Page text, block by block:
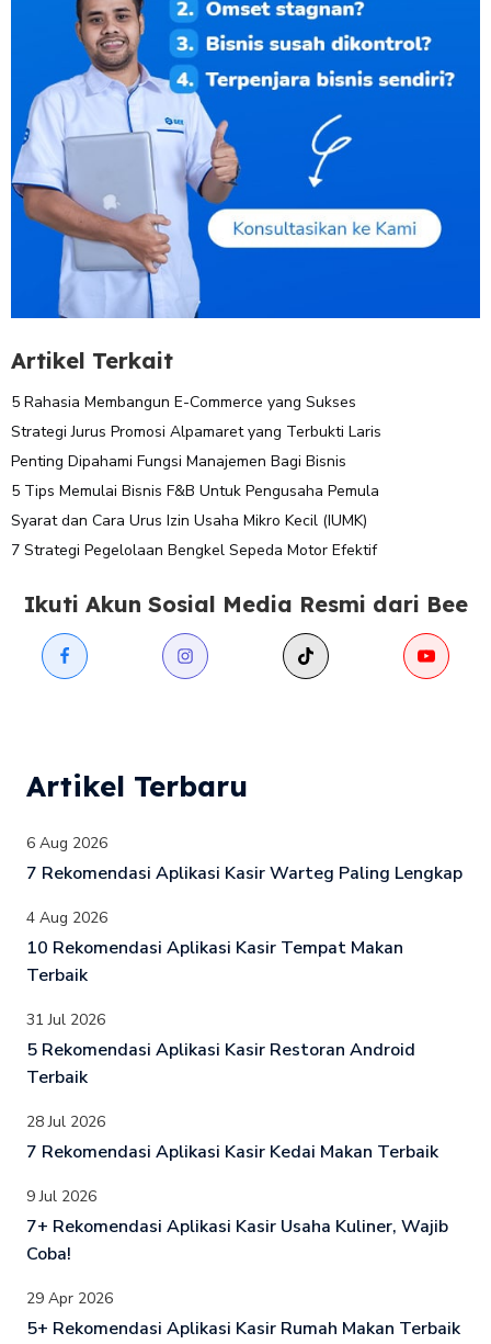
Artikel Terkait
5 Rahasia Membangun E-Commerce yang Sukses
Strategi Jurus Promosi Alpamaret yang Terbukti Laris
Penting Dipahami Fungsi Manajemen Bagi Bisnis
5 Tips Memulai Bisnis F&B Untuk Pengusaha Pemula
Syarat dan Cara Urus Izin Usaha Mikro Kecil (IUMK)
7 Strategi Pegelolaan Bengkel Sepeda Motor Efektif
Ikuti Akun Sosial Media Resmi dari Bee
Artikel Terbaru
6 Aug 2026
7 Rekomendasi Aplikasi Kasir Warteg Paling Lengkap
4 Aug 2026
10 Rekomendasi Aplikasi Kasir Tempat Makan
Terbaik
31 Jul 2026
5 Rekomendasi Aplikasi Kasir Restoran Android
Terbaik
28 Jul 2026
7 Rekomendasi Aplikasi Kasir Kedai Makan Terbaik
9 Jul 2026
7+ Rekomendasi Aplikasi Kasir Usaha Kuliner, Wajib
Coba!
29 Apr 2026
5+ Rekomendasi Aplikasi Kasir Rumah Makan Terbaik